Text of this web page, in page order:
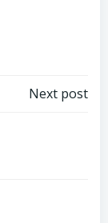
Next post